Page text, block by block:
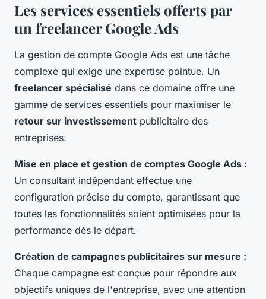
Les services essentiels offerts par
un freelancer Google Ads
La gestion de compte Google Ads est une tâche
complexe qui exige une expertise pointue. Un
freelancer spécialisé dans ce domaine offre une
gamme de services essentiels pour maximiser le
retour sur investissement publicitaire des
entreprises.
Mise en place et gestion de comptes Google Ads :
Un consultant indépendant effectue une
configuration précise du compte, garantissant que
toutes les fonctionnalités soient optimisées pour la
performance dès le départ.
Création de campagnes publicitaires sur mesure :
Chaque campagne est conçue pour répondre aux
objectifs uniques de l'entreprise, avec une attention